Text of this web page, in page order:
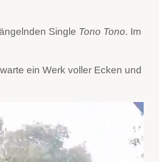
Single Tono Tono. Im
ein Werk voller Ecken und